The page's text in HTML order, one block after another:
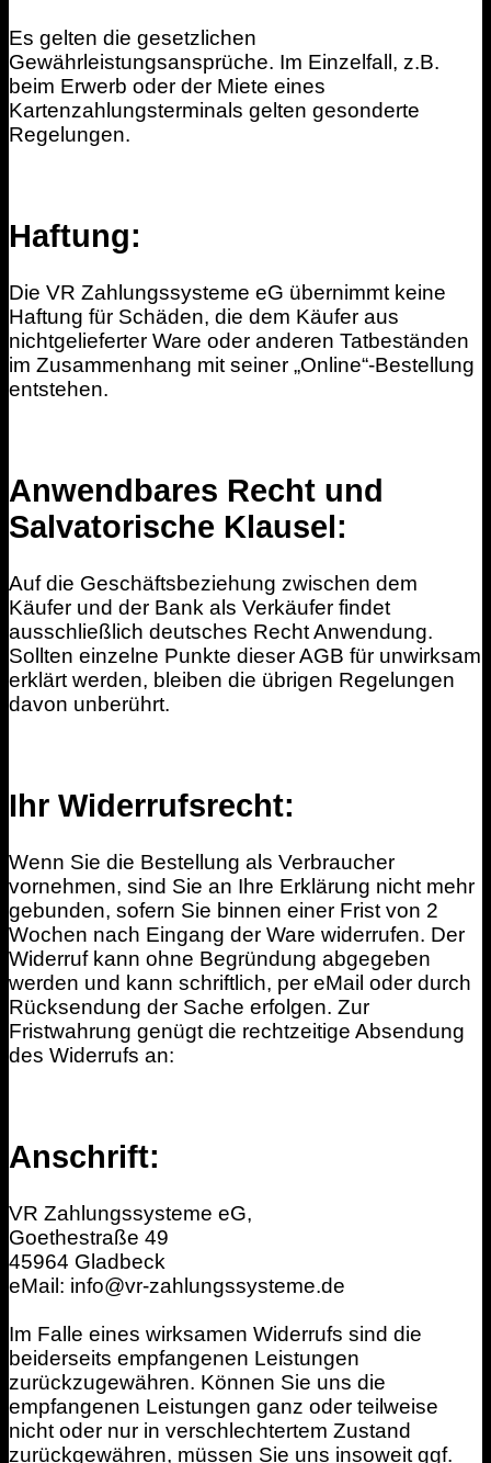
Es gelten die gesetzlichen
Gewährleistungsansprüche. Im Einzelfall, z.B.
beim Erwerb oder der Miete eines
Kartenzahlungsterminals gelten gesonderte
Regelungen.
Haftung:
Die VR Zahlungssysteme eG übernimmt keine
Haftung für Schäden, die dem Käufer aus
nichtgelieferter Ware oder anderen Tatbeständen
im Zusammenhang mit seiner „Online“-Bestellung
entstehen.
Anwendbares Recht und
Salvatorische Klausel:
Auf die Geschäftsbeziehung zwischen dem
Käufer und der Bank als Verkäufer findet
ausschließlich deutsches Recht Anwendung.
Sollten einzelne Punkte dieser AGB für unwirksam
erklärt werden, bleiben die übrigen Regelungen
davon unberührt.
Ihr Widerrufsrecht:
Wenn Sie die Bestellung als Verbraucher
vornehmen, sind Sie an Ihre Erklärung nicht mehr
gebunden, sofern Sie binnen einer Frist von 2
Wochen nach Eingang der Ware widerrufen. Der
Widerruf kann ohne Begründung abgegeben
werden und kann schriftlich, per eMail oder durch
Rücksendung der Sache erfolgen. Zur
Fristwahrung genügt die rechtzeitige Absendung
des Widerrufs an:
Anschrift:
VR Zahlungssysteme eG,
Goethestraße 49
45964 Gladbeck
eMail: info@vr-zahlungssysteme.de
Im Falle eines wirksamen Widerrufs sind die
beiderseits empfangenen Leistungen
zurückzugewähren. Können Sie uns die
empfangenen Leistungen ganz oder teilweise
nicht oder nur in verschlechtertem Zustand
zurückgewähren, müssen Sie uns insoweit ggf.